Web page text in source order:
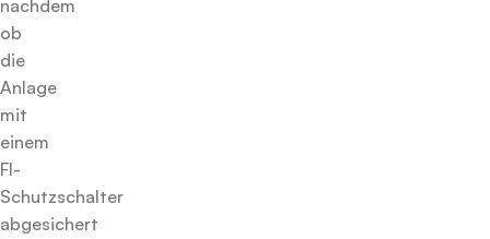
nachdem
ob
die
Anlage
mit
einem
FI-
Schutzschalter
abgesichert